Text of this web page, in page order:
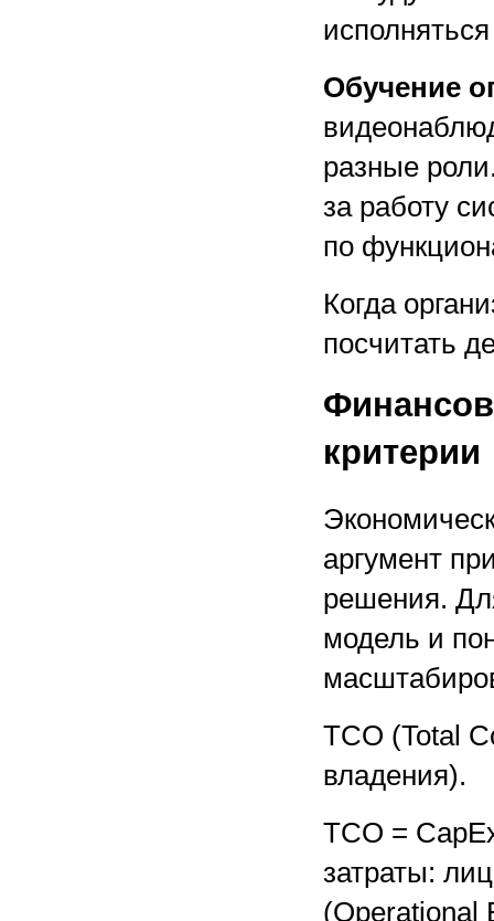
Обучение
разные
за работу
по
Когда
посчитать
критерии
аргумент
решения.
модель и
TCO (Total
владения).
TCO =
затраты:
(Operational